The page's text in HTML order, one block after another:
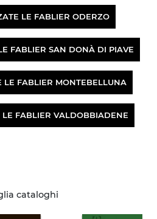
LE FABLIER ODERZO
FABLIER SAN DONÀ DI PIAVE
LE FABLIER MONTEBELLUNA
LE FABLIER VALDOBBIADENE
cataloghi